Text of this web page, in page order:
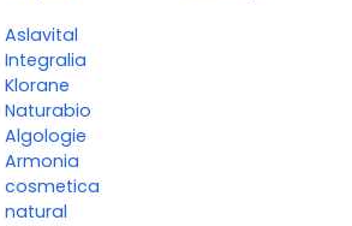
Aslavital
Integralia
Klorane
Naturabio
Algologie
Armonia
cosmetica
natural